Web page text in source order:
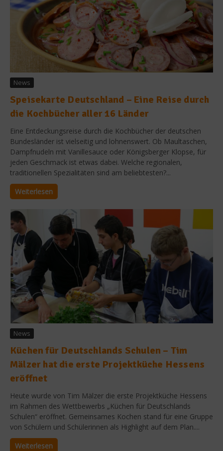
News
Speisekarte Deutschland – Eine Reise durch
die Kochbücher aller 16 Länder
Eine Entdeckungsreise durch die Kochbücher der deutschen
Bundesländer ist vielseitig und lohnenswert. Ob Maultaschen,
Dampfnudeln mit Vanillesauce oder Königsberger Klopse, für
jeden Geschmack ist etwas dabei. Welche regionalen,
traditionellen Spezialitäten sind am beliebtesten?...
Weiterlesen
News
Küchen für Deutschlands Schulen – Tim
Mälzer hat die erste Projektküche Hessens
eröffnet
Heute wurde von Tim Mälzer die erste Projektküche Hessens
im Rahmen des Wettbewerbs „Küchen für Deutschlands
Schulen“ eröffnet. Gemeinsames Kochen stand für eine Gruppe
von Schülern und Schülerinnen als Highlight auf dem Plan....
Weiterlesen